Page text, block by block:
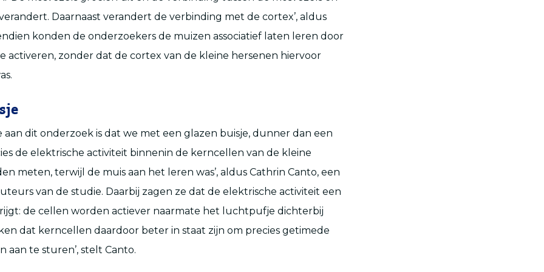
Daarnaast verandert de verbinding met de cortex’, aldus
konden de onderzoekers de muizen associatief laten leren door
activeren, zonder dat de cortex van de kleine hersenen hiervoor
aan dit onderzoek is dat we met een glazen buisje, dunner dan een
de elektrische activiteit binnenin de kerncellen van de kleine
meten, terwijl de muis aan het leren was’, aldus Cathrin Canto, een
van de studie. Daarbij zagen ze dat de elektrische activiteit een
de cellen worden actiever naarmate het luchtpufje dichterbij
dat kerncellen daardoor beter in staat zijn om precies getimede
aan te sturen’, stelt Canto.